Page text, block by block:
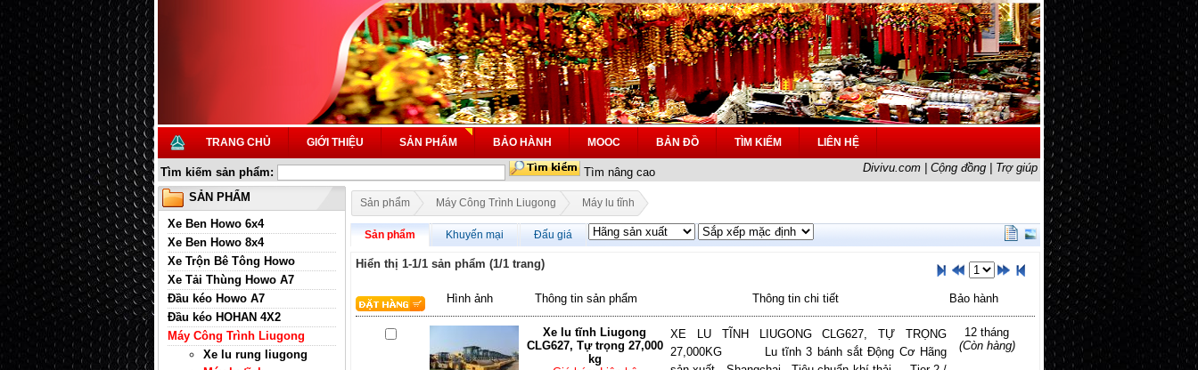
TRANG CHỦ GIỚI THIỆU SẢN PHẨM BẢO HÀNH MOOC BẢN ĐỒ TÌM KIẾM LIÊN HỆ
Tìm kiếm sản phẩm: Tìm nâng cao Divivu.com Cộng đồng Trợ giúp
SẢN PHẨM
Xe Ben Howo 6x4
Xe Ben Howo 8x4
Xe Trộn Bê Tông Howo
Xe Tải Thùng Howo A7
Đầu kéo Howo A7
Đầu kéo HOHAN 4X2
Máy Công Trình Liugong
Xe lu rung liugong
Sản phẩm Máy Công Trình Liugong Máy lu tĩnh
Sản phẩm Khuyến mại Đấu giá
Hiển thị 1-1/1 sản phẩm (1/1 trang)
Hình ảnh Thông tin sản phẩm Thông tin chi tiết Bảo hành
Xe lu tĩnh Liugong
CLG627, Tự trọng 27,000
kg
XE LU TĨNH LIUGONG CLG627, TỰ TRỌNG
27,000KG Lu tĩnh 3 bánh sắt Động Cơ Hãng
12 tháng
(Còn hàng)